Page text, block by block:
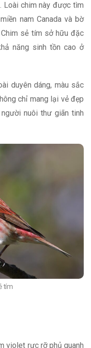
Loài chim này được tìm
nam Canada và bờ
sẻ tím sở hữu đặc
năng sinh tồn cao ở
duyên dáng, màu sắc
chỉ mang lại vẻ đẹp
nuôi thư giãn tinh
tím
violet rực rỡ phủ quanh